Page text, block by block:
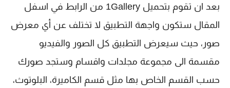
بعد ان تقوم بتحميل 1Gallery من الرابط في اسفل
المقال ستكون واجهة التطبيق لا تختلف عن أي معرض
صور، حيث سيعرض التطبيق كل الصور والفيديو
مقسمة الى مجموعة مجلدات واقسام وستجد صورك
حسب القسم الخاص بها مثل قسم الكاميرة، البلوتوث،